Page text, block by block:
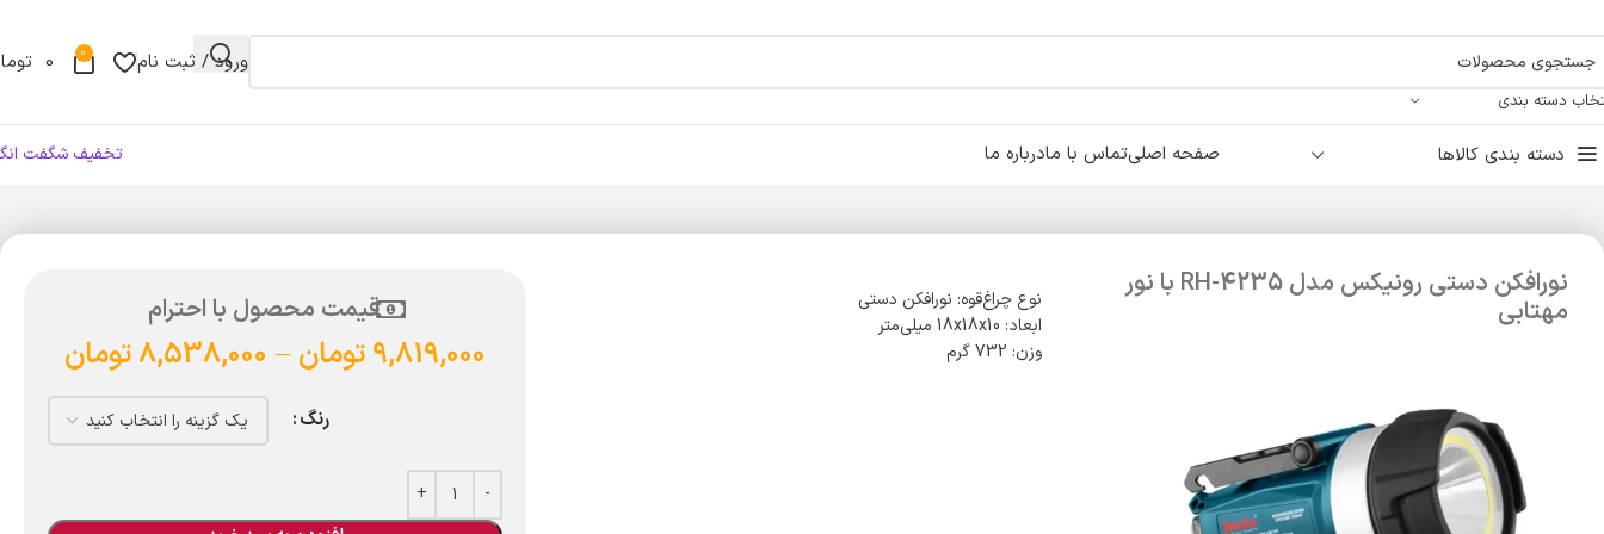
دسته بندی
ورود / ثبت نام 0
0
دسته بندی کالاها صفحه اصلیتماس با مادرباره ما تخفیف شگفت
نورافکن دستی رونیکس مدل RH-4235 با نور
مهتابی
نوع چراغ‌قوه: نور‌افکن دستی
ابعاد: 18x18x10 میلی‌متر
وزن: 732 گرم
قیمت محصول با احترام
9,819,000تومان –
8,538,000تومان
رنگ